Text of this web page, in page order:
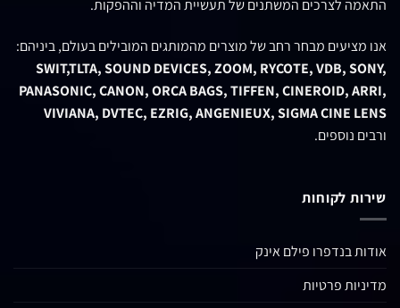
התאמה לצרכים המשתנים של תעשיית המדיה וההפקות.
אנו מציעים מבחר רחב של מוצרים מהמותגים המובילים בעולם, ביניהם:
SWIT,TLTA, SOUND DEVICES, ZOOM, RYCOTE, VDB, SONY,
PANASONIC, CANON, ORCA BAGS, TIFFEN, CINEROID, ARRI,
VIVIANA, DVTEC, EZRIG, ANGENIEUX, SIGMA CINE LENS
ורבים נוספים.
שירות לקוחות
אודות בנדפרו פילם אינק
מדיניות פרטיות